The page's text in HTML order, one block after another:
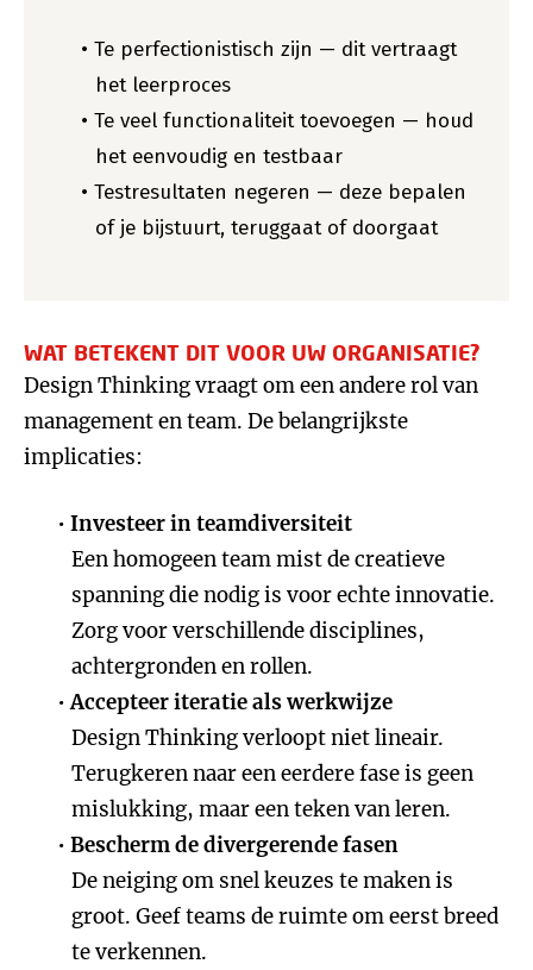
Te perfectionistisch zijn — dit vertraagt
het leerproces
Te veel functionaliteit toevoegen — houd
het eenvoudig en testbaar
Testresultaten negeren — deze bepalen
of je bijstuurt, teruggaat of doorgaat
WAT BETEKENT DIT VOOR UW ORGANISATIE?
Design Thinking vraagt om een andere rol van
management en team. De belangrijkste
implicaties:
Investeer in teamdiversiteit
Een homogeen team mist de creatieve
spanning die nodig is voor echte innovatie.
Zorg voor verschillende disciplines,
achtergronden en rollen.
Accepteer iteratie als werkwijze
Design Thinking verloopt niet lineair.
Terugkeren naar een eerdere fase is geen
mislukking, maar een teken van leren.
Bescherm de divergerende fasen
De neiging om snel keuzes te maken is
groot. Geef teams de ruimte om eerst breed
te verkennen.